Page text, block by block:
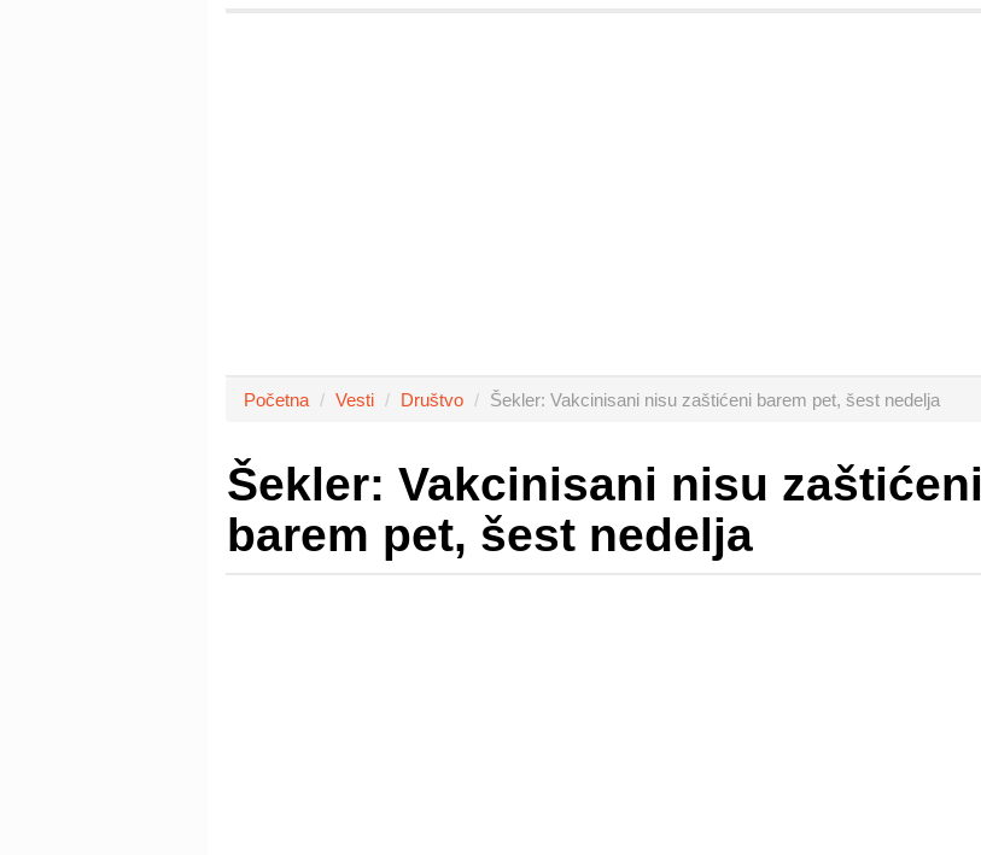
Početna Vesti Društvo Šekler: Vakcinisani nisu zaštićeni barem pet, šest nedelja
Šekler: Vakcinisani nisu zaštićeni
barem pet, šest nedelja